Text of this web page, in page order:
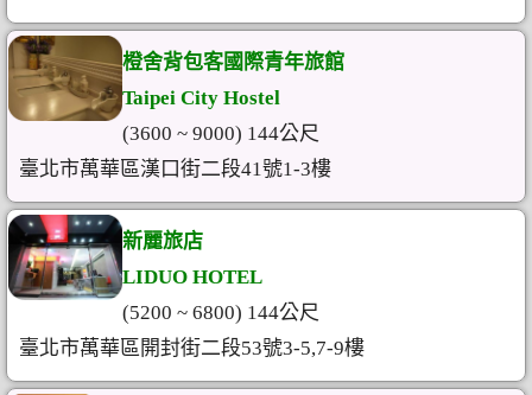
橙舍背包客國際青年旅館
Taipei City Hostel
(3600 ~ 9000) 144公尺
臺北市萬華區漢口街二段41號1-3樓
新麗旅店
LIDUO HOTEL
(5200 ~ 6800) 144公尺
臺北市萬華區開封街二段53號3-5,7-9樓